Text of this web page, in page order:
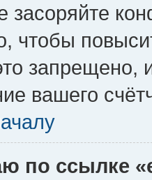
засоряйте
чтобы
запрещено,
вашего
по ссылке